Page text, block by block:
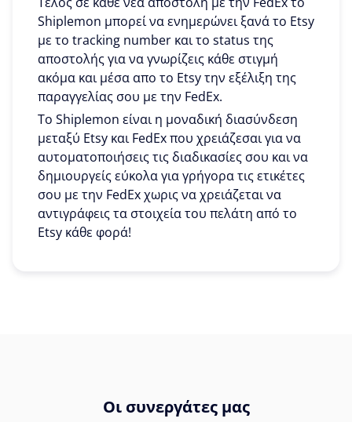
Shiplemon μπορεί να ενημερώνει ξανά το Etsy
με το tracking number και το status της
αποστολής για να γνωρίζεις κάθε στιγμή
ακόμα και μέσα απο το Etsy την εξέλιξη της
παραγγελίας σου με την FedEx.
To Shiplemon είναι η μοναδική διασύνδεση
μεταξύ Etsy και FedEx που χρειάζεσαι για να
αυτοματοποιήσεις τις διαδικασίες σου και να
δημιουργείς εύκολα για γρήγορα τις ετικέτες
σου με την FedEx χωρις να χρειάζεται να
αντιγράφεις τα στοιχεία του πελάτη από το
Etsy κάθε φορά!
Οι συνεργάτες μας